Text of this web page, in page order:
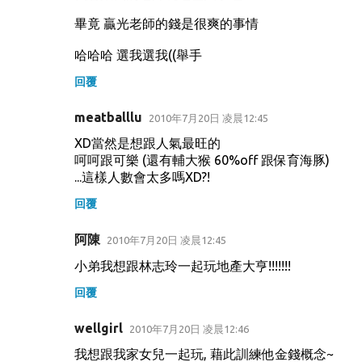
畢竟 贏光老師的錢是很爽的事情
哈哈哈 選我選我((舉手
回覆
meatballlu 2010年7月20日 凌晨12:45
XD當然是想跟人氣最旺的
呵呵跟可樂 (還有輔大猴 60%off 跟保育海豚)
...這樣人數會太多嗎XD?!
回覆
阿陳 2010年7月20日 凌晨12:45
小弟我想跟林志玲一起玩地產大亨!!!!!!!
回覆
wellgirl 2010年7月20日 凌晨12:46
我想跟我家女兒一起玩, 藉此訓練他金錢概念~